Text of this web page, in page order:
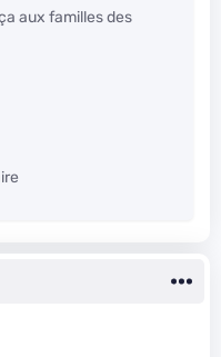
aux familles des